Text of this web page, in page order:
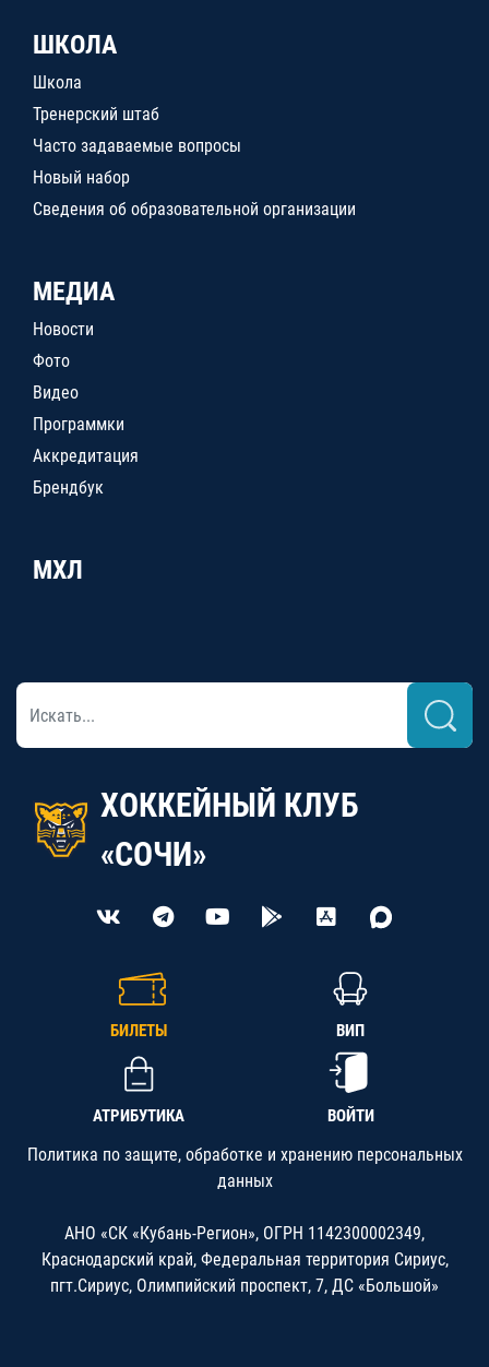
ШКОЛА
Школа
Тренерский штаб
Часто задаваемые вопросы
Новый набор
Сведения об образовательной организации
МЕДИА
Новости
Фото
Видео
Программки
Аккредитация
Брендбук
МХЛ
ХОККЕЙНЫЙ КЛУБ
«СОЧИ»
БИЛЕТЫ ВИП
АТРИБУТИКА ВОЙТИ
Политика по защите, обработке и хранению персональных
данных
АНО «СК «Кубань-Регион», ОГРН 1142300002349,
Краснодарский край, Федеральная территория Сириус,
пгт.Сириус, Олимпийский проспект, 7, ДС «Большой»